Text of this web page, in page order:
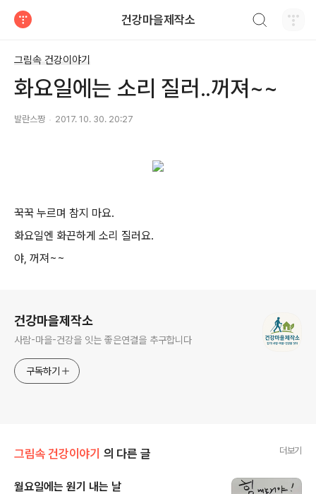
건강마을제작소
그림속 건강이야기
화요일에는 소리 질러..꺼져~~
발란스짱 2017. 10. 30. 20:27
꾹꾹 누르며 참지 마요.
화요일엔 화끈하게 소리 질러요.
야, 꺼져~~
건강마을제작소
사람-마을-건강을 잇는 좋은연결을 추구합니다
구독하기
그림속 건강이야기 의 다른 글 더보기
월요일에는 원기 내는 날